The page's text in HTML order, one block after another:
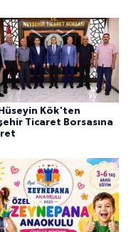
Kök'ten
Ticaret Borsasına